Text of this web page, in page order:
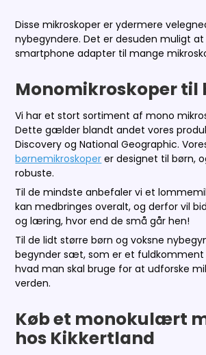
Disse mikroskoper er ydermere
nybegyndere. Det er desuden muligt
smartphone adapter til mange
Monomikroskoper til
Vi har et stort sortiment af mono
Dette gælder blandt andet vores
Discovery og National Geographic.
børnemikroskoper er designet til børn,
robuste.
Til de mindste anbefaler vi et
kan medbringes overalt, og derfor vil
og læring, hvor end de små går hen!
Til de lidt større børn og voksne
begynder sæt, som er et
hvad man skal bruge for at udforske
verden.
Køb et monokulært
hos Kikkertland